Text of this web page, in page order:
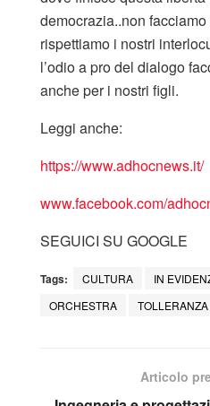
democrazia..non facciamo
rispettiamo i nostri
l’odio a pro del dialogo
anche per i nostri figli.
Leggi anche:
https://www.adhocnews.it/
www.facebook.com/
SEGUICI SU GOOGLE
Tags: CULTURA IN
ORCHESTRA
TOLLERANZA
Articolo